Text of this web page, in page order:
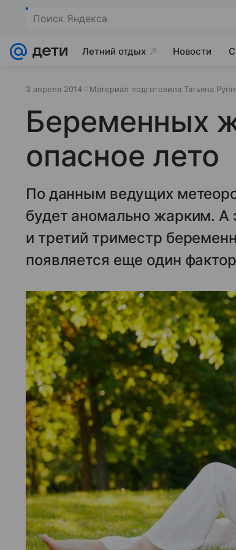
Поиск Яндекса
Летний отдых Новости
3 апреля 2014 Материал подготовила Татьяна
Беременных
опасное лето
По данным ведущих
будет аномально жарким. А
и третий триместр
появляется еще один